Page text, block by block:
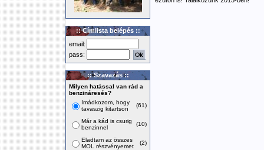
:: Címlista belépés ::
email:
pass:
:: Szavazás ::
Milyen hatással van rád a
benzináresés?
Imádkozom, hogy
tavaszig kitartson
(61)
Már a kád is csurig
benzinnel
(10)
Eladtam az összes
MOL részvényemet
(2)